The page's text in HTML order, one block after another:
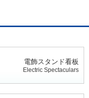
電飾スタンド看板
Electric Spectaculars